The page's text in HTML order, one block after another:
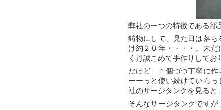
弊社の一つの特徴である部
鋳物にして、見た目は落
け約２０年・・・・。未
く丹誠こめて手作りしてお
だけど、１個づつ丁寧に
ーーっと使い続けていら
社のサージタンクを見ると
そんなサージタンクです